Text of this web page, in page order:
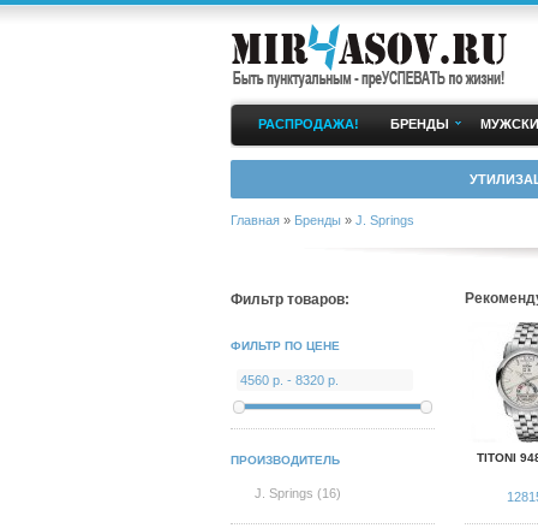
РАСПРОДАЖА! БРЕНДЫ
Главная » Бренды » J. Springs
Фильтр товаров:
ФИЛЬТР ПО ЦЕНЕ
ПРОИЗВОДИТЕЛЬ
J. Springs (16)
TITONI